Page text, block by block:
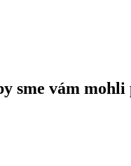
sme vám